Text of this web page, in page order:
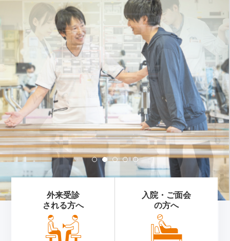
外来受診
される方へ
入院・ご面会
の方へ